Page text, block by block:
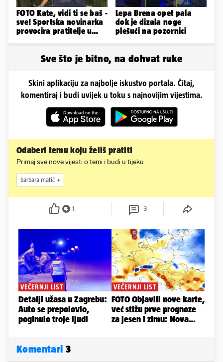
FOTO Kate, vidi ti se baš -
sve! Sportska novinarka
provocira pratitelje u
Lepa Brena opet pala
dok je dizala noge
plešući na pozornici
Sve što je bitno, na dohvat ruke
Skini aplikaciju za najbolje iskustvo portala. Čitaj,
komentiraj i budi uvijek u toku s najnovijim vijestima.
Odaberi temu koju želiš pratiti
Primaj sve nove vijesti o temi i budi u tijeku
barbara matić
1 3
Komentari 3